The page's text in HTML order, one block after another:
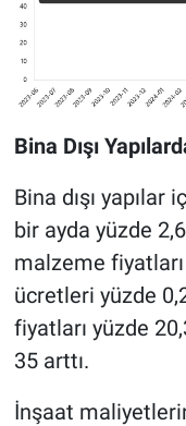
Bina Dışı
Bina dışı
bir ayda yüzde
malzeme
ücretleri yüzde
fiyatları yüzde
35 arttı.
İnşaat